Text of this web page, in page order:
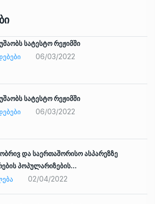
სატესტო რეჟიმში
06/03/2022
სატესტო რეჟიმში
06/03/2022
და საერთაშორისო ასპარეზზე
პოპულარიზების…
02/04/2022